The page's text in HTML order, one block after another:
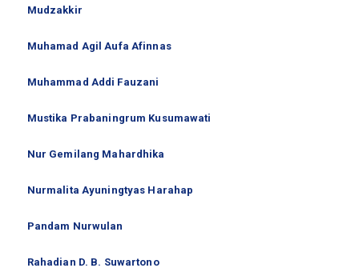
Mudzakkir
Muhamad Agil Aufa Afinnas
Muhammad Addi Fauzani
Mustika Prabaningrum Kusumawati
Nur Gemilang Mahardhika
Nurmalita Ayuningtyas Harahap
Pandam Nurwulan
Rahadian D. B. Suwartono